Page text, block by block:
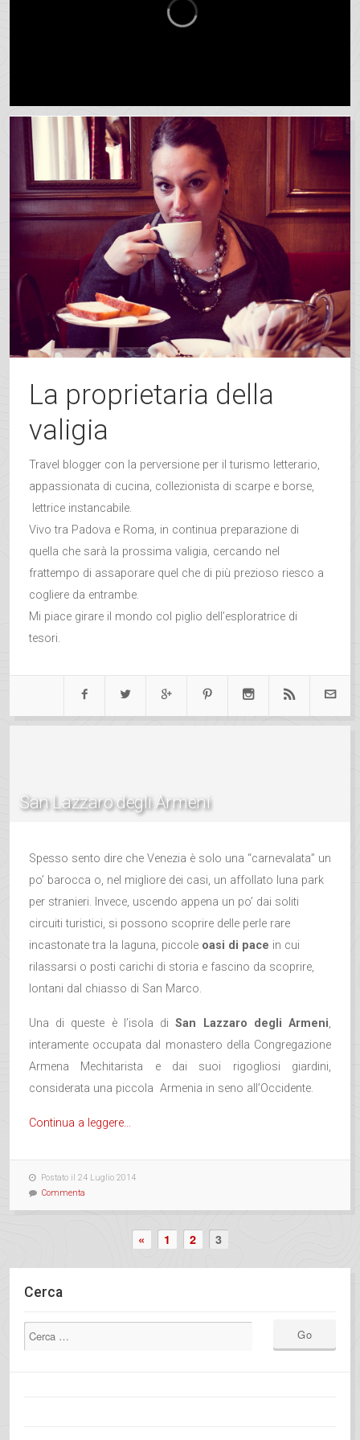
La proprietaria della
valigia
Travel blogger con la perversione per il turismo letterario,
appassionata di cucina, collezionista di scarpe e borse,
lettrice instancabile.
Vivo tra Padova e Roma, in continua preparazione di
quella che sarà la prossima valigia, cercando nel
frattempo di assaporare quel che di più prezioso riesco a
cogliere da entrambe.
Mi piace girare il mondo col piglio dell’esploratrice di
tesori.
San Lazzaro degli Armeni
Spesso sento dire che Venezia è solo una “carnevalata” un
po’ barocca o, nel migliore dei casi, un affollato luna park
per stranieri. Invece, uscendo appena un po’ dai soliti
circuiti turistici, si possono scoprire delle perle rare
incastonate tra la laguna, piccole oasi di pace in cui
rilassarsi o posti carichi di storia e fascino da scoprire,
lontani dal chiasso di San Marco.
Una di queste è l’isola diSan Lazzaro degli Armeni,
interamente occupata dal monastero della Congregazione
Armena Mechitarista e dai suoi rigogliosi giardini,
considerata una piccola Armenia in seno all’Occidente.
Continua a leggere…
Postato il 24 Luglio 2014
Commenta
« 1 2 3
Cerca